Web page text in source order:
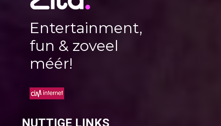
Entertainment,
fun & zoveel
méér!
NUTTIGE LINKS